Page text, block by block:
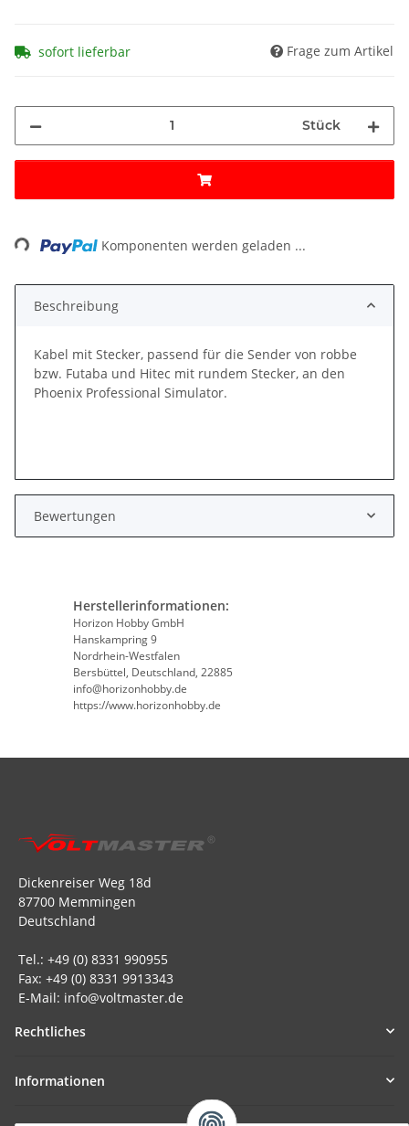
sofort lieferbar Frage zum Artikel
Stück
Komponenten werden geladen ...
Beschreibung
Kabel mit Stecker, passend für die Sender von robbe
bzw. Futaba und Hitec mit rundem Stecker, an den
Phoenix Professional Simulator.
Bewertungen
Herstellerinformationen:
Horizon Hobby GmbH
Hanskampring 9
Nordrhein-Westfalen
Bersbüttel, Deutschland, 22885
info@horizonhobby.de
https://www.horizonhobby.de
Dickenreiser Weg 18d
87700 Memmingen
Deutschland
Tel.: +49 (0) 8331 990955
Fax: +49 (0) 8331 9913343
E-Mail: info@voltmaster.de
Rechtliches
Informationen